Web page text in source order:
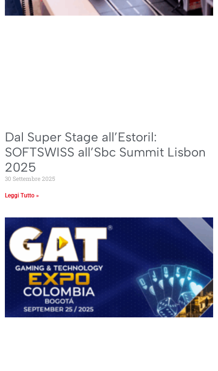
Dal Super Stage all’Estoril:
SOFTSWISS all’Sbc Summit Lisbon
2025
30 Settembre 2025
Leggi Tutto »